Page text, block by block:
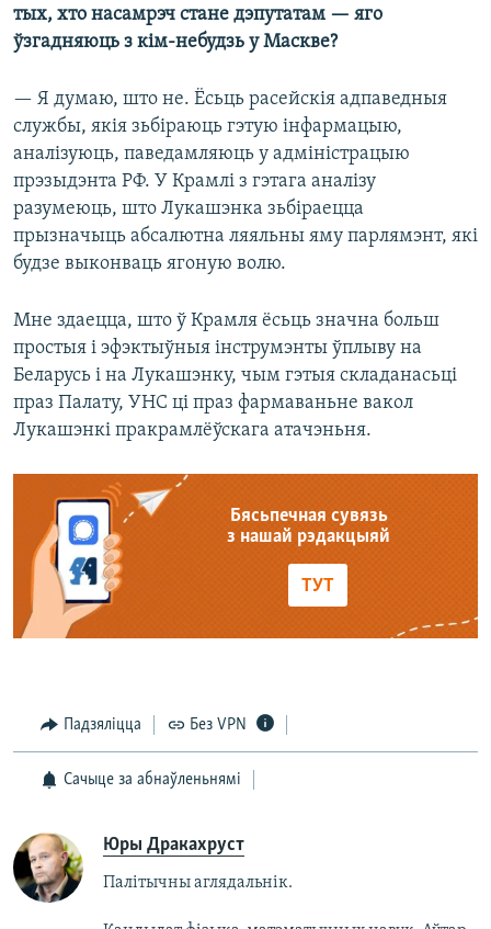
тых, хто насамрэч стане дэпутатам — яго
ўзгадняюць з кім-небудзь у Маскве?
— Я думаю, што не. Ёсьць расейскія адпаведныя
службы, якія зьбіраюць гэтую інфармацыю,
аналізуюць, паведамляюць у адміністрацыю
прэзыдэнта РФ. У Крамлі з гэтага аналізу
разумеюць, што Лукашэнка зьбіраецца
прызначыць абсалютна ляяльны яму парлямэнт, які
будзе выконваць ягоную волю.
Мне здаецца, што ў Крамля ёсьць значна больш
простыя і эфэктыўныя інструмэнты ўплыву на
Беларусь і на Лукашэнку, чым гэтыя складанасьці
праз Палату, УНС ці праз фармаваньне вакол
Лукашэнкі пракрамлёўскага атачэньня.
Бясьпечная сувязь
з нашай рэдакцыяй
ТУТ
Падзяліцца Без VPN
Сачыце за абнаўленьнямі
Юры Дракахруст
Палітычны аглядальнік.